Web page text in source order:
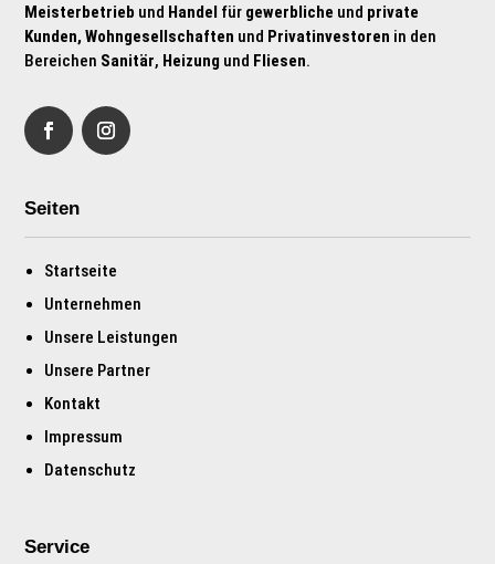
Meisterbetrieb und Handel für gewerbliche und private
Kunden, Wohngesellschaften und Privatinvestoren in den
Bereichen Sanitär, Heizung und Fliesen.
Seiten
Startseite
Unternehmen
Unsere Leistungen
Unsere Partner
Kontakt
Impressum
Datenschutz
Service